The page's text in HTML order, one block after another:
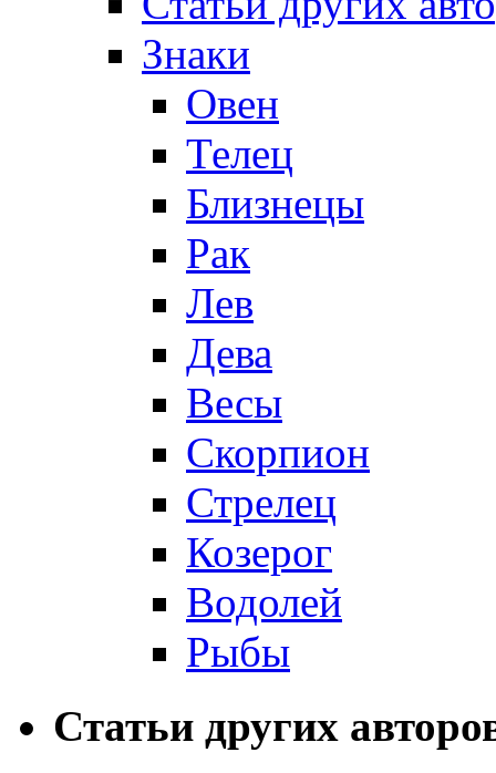
Знаки
Овен
Телец
Близнецы
Рак
Лев
Дева
Весы
Скорпион
Стрелец
Козерог
Водолей
Рыбы
Статьи других